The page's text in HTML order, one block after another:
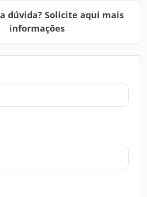
dúvida? Solicite aqui mais
informações